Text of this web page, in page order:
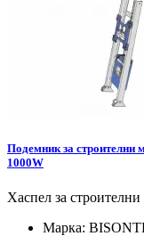
Подемник за строителни
1000W
Хаспел за
Марка: